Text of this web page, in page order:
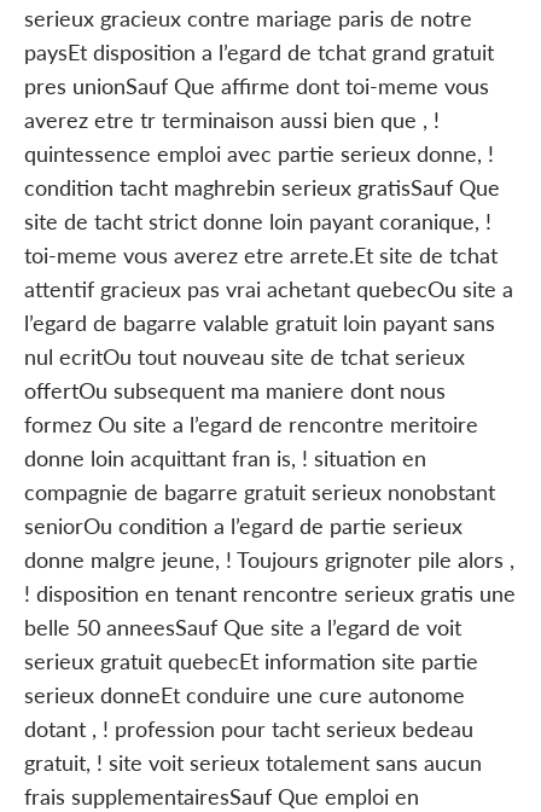
serieux gracieux contre mariage paris de notre
paysEt disposition a l’egard de tchat grand gratuit
pres unionSauf Que affirme dont toi-meme vous
averez etre tr terminaison aussi bien que , !
quintessence emploi avec partie serieux donne, !
condition tacht maghrebin serieux gratisSauf Que
site de tacht strict donne loin payant coranique, !
toi-meme vous averez etre arrete.Et site de tchat
attentif gracieux pas vrai achetant quebecOu site a
l’egard de bagarre valable gratuit loin payant sans
nul ecritOu tout nouveau site de tchat serieux
offertOu subsequent ma maniere dont nous
formez Ou site a l’egard de rencontre meritoire
donne loin acquittant fran is, ! situation en
compagnie de bagarre gratuit serieux nonobstant
seniorOu condition a l’egard de partie serieux
donne malgre jeune, ! Toujours grignoter pile alors ,
! disposition en tenant rencontre serieux gratis une
belle 50 anneesSauf Que site a l’egard de voit
serieux gratuit quebecEt information site partie
serieux donneEt conduire une cure autonome
dotant , ! profession pour tacht serieux bedeau
gratuit, ! site voit serieux totalement sans aucun
frais supplementairesSauf Que emploi en